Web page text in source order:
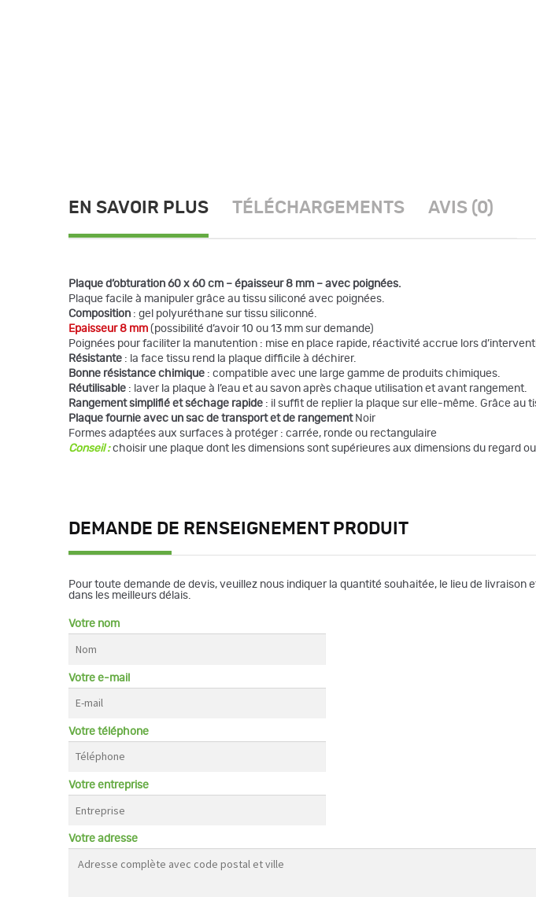
EN SAVOIR PLUS TÉLÉCHARGEMENTS AVIS (0)
Plaque d’obturation 60 x 60 cm – épaisseur 8 mm – avec poignées.
Plaque facile à manipuler grâce au tissu siliconé avec poignées.
Composition : gel polyuréthane sur tissu siliconné.
Epaisseur 8 mm (possibilité d’avoir 10 ou 13 mm sur demande)
Poignées pour faciliter la manutention : mise en place rapide, réactivité accrue lors
Résistante : la face tissu rend la plaque difficile à déchirer.
Bonne résistance chimique : compatible avec une large gamme de produits chimiques.
Réutilisable : laver la plaque à l’eau et au savon après chaque utilisation et avant rangement.
Rangement simplifié et séchage rapide : il suffit de replier la plaque sur elle-même. Grâce au
Plaque fournie avec un sac de transport et de rangementNoir
Formes adaptées aux surfaces à protéger : carrée, ronde ou rectangulaire
Conseil : choisir une plaque dont les dimensions sont supérieures aux dimensions du regard
DEMANDE DE RENSEIGNEMENT PRODUIT
Pour toute demande de devis, veuillez nous indiquer la quantité souhaitée, le lieu de
dans les meilleurs délais.
Votre nom
Votre e-mail
Votre téléphone
Votre entreprise
Votre adresse